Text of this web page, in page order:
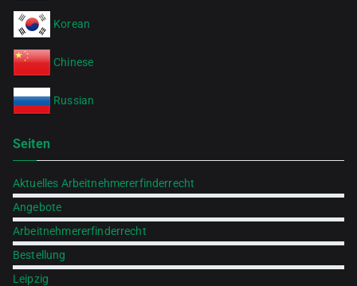
Korean
Chinese
Russian
Seiten
Aktuelles Arbeitnehmererfinderrecht
Angebote
Arbeitnehmererfinderrecht
Bestellung
Leipzig